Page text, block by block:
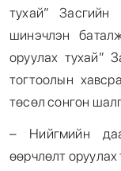
тухай”
шинэчлэн
оруулах тухай”
тогтоолын
төсөл сонгон
– Нийгмийн
өөрчлөлт оруулах